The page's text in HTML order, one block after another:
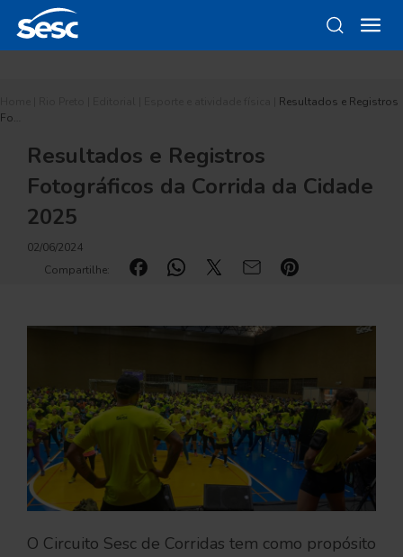
Resultados e Registros
Fo…
Resultados e Registros
Fotográficos da Corrida da Cidade
2025
02/06/2024
Compartilhe:
O Circuito Sesc de Corridas tem como propósito